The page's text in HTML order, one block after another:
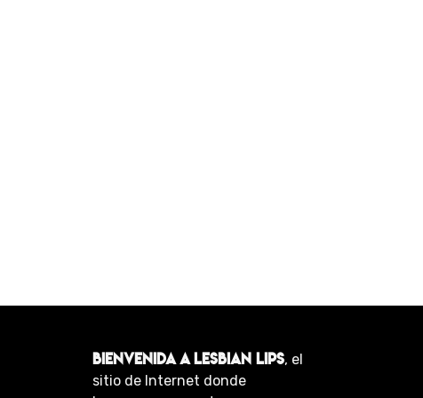
BIENVENIDA A LESBIAN LIPS, el
sitio de Internet donde